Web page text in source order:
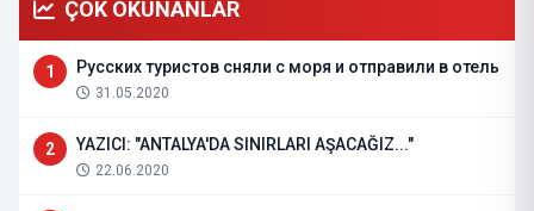
ÇOK OKUNANLAR
1 Русских туристов сняли с моря и отправили в отель
31.05.2020
2 YAZICI: "ANTALYA'DA SINIRLARI AŞACAĞIZ..."
22.06.2020